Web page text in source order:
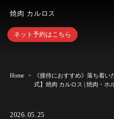
焼肉 カルロス
ネット予約はこちら
Home
《接待におすすめ》落ち着
式】焼肉 カルロス | 焼肉・ホ
2026.05.25